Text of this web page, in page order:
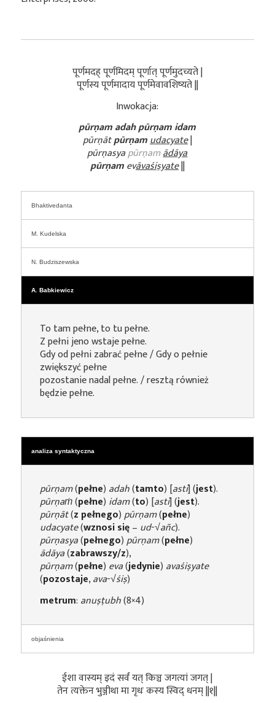
पूर्णमदह् पूर्णमिदम् पूर्णात् पूर्णमुदच्यते |
पूर्णस्य पूर्णमादाय पूर्णमेवावशिष्यते ||
Inwokacja:
pūrṇam adah pūrṇam idam
pūrṇātpūrṇamudacyate|
pūrṇasyapūrṇamādāya
pūrṇamevāvaśiṣyate||
Bhaktivedanta
M. Kudelska
N. Budziszewska
A. Babkiewicz
To tam pełne, to tu pełne.
Z pełni jeno wstaje pełne.
Gdy od pełni zabrać pełne / Gdy o pełnie
zwiększyć pełne
pozostanie nadal pełne. / resztą również
będzie pełne.
analiza syntaktyczna
pūrṇam(pełne) adah(tamto) [asti] (jest).
pūrṇaṁ(pełne) idam(to) [asti] (jest).
pūrṇāt(z pełnego)pūrṇam(pełne)
udacyate(wznosi się– ud-√añc).
pūrṇasya(pełnego)pūrṇam(pełne)
ādāya(zabrawszy/z),
pūrṇam(pełne) eva(jedynie) avaśiṣyate
(pozostaje,ava-√śiṣ)
metrum: anuṣṭubh(8×4)
objaśnienia
ईशा वास्यम् इदं सर्वं यत् किञ्च जगत्यां जगत् |
तेन त्यक्तेन भुञ्जीथा मा गृधः कस्य स्विद् धनम् ||१||